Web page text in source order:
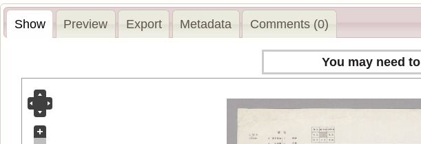
Show Preview Export Metadata Comments (0)
You may need to